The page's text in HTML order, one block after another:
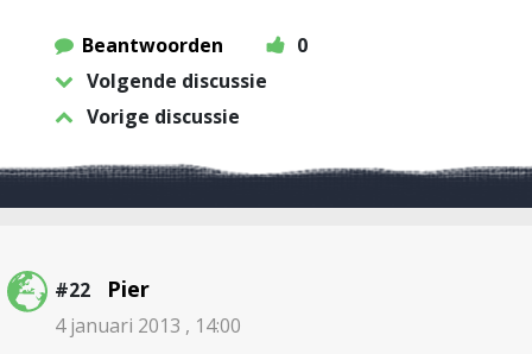
Beantwoorden
0
Volgende discussie
Vorige discussie
#22 Pier
4 januari 2013 , 14:00